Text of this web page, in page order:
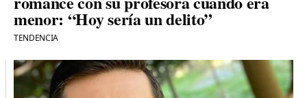
menor: “Hoy sería un delito”
TENDENCIA